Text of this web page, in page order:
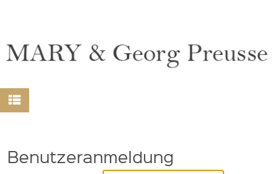
Benutzeranmeldung